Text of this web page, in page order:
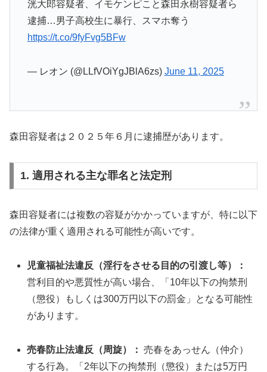
洸大郎容疑者、イモケンピこと森田永樹容疑者ら
逮捕…男子高校生に暴行、スマホ奪う
https://t.co/9fyFvg5BFw
— レオン (@LLfVOiYgJBlA6zs) June 11, 2025
森田容疑者は２０２５年６月に逮捕歴があります。
1. 適用される主な罪名と法定刑
森田容疑者には複数の容疑がかかっていますが、特に以下
の法律が重く適用される可能性が高いです。
児童福祉法違反（淫行をさせる目的の引渡し等）：
営利目的や悪質性が高い場合、「10年以下の拘禁刑
（懲役）もしくは300万円以下の罰金」となる可能性
があります。
売春防止法違反（周旋）： 売春をあっせん（仲介）
する行為。「2年以下の拘禁刑（懲役）または5万円